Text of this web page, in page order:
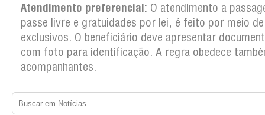
Atendimento preferencial: O atendimento a
passe livre e gratuidades por lei, é feito por meio
exclusivos. O beneficiário deve apresentar
com foto para identificação. A regra obedece
acompanhantes.